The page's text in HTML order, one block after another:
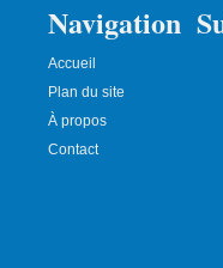
Navigation
Accueil
Plan du site
À propos
Contact